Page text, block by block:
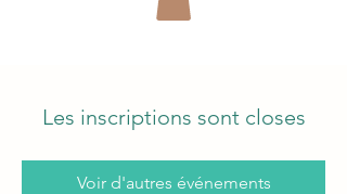
Les inscriptions sont closes
Voir d'autres événements